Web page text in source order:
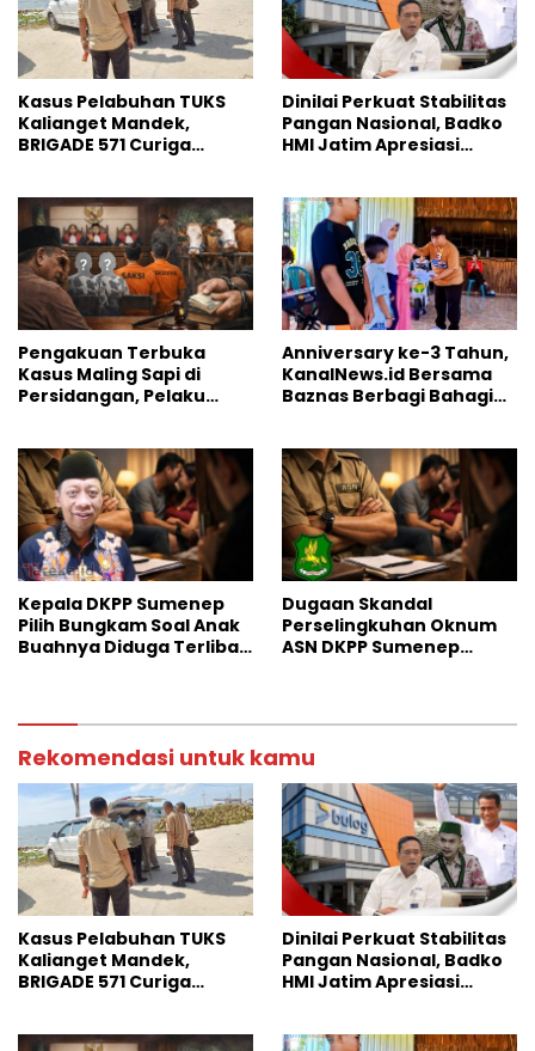
Kasus Pelabuhan TUKS
Kalianget Mandek,
BRIGADE 571 Curiga
Dinilai Perkuat Stabilitas
Pangan Nasional, Badko
HMI Jatim Apresiasi
Pengakuan Terbuka
Kasus Maling Sapi di
Persidangan, Pelaku
Anniversary ke-3 Tahun,
KanalNews.id Bersama
Baznas Berbagi Bahagia
Kepala DKPP Sumenep
Pilih Bungkam Soal Anak
Buahnya Diduga Terlibat
Dugaan Skandal
Perselingkuhan Oknum
ASN DKPP Sumenep
Rekomendasi untuk kamu
Kasus Pelabuhan TUKS
Kalianget Mandek,
BRIGADE 571 Curiga
Dinilai Perkuat Stabilitas
Pangan Nasional, Badko
HMI Jatim Apresiasi